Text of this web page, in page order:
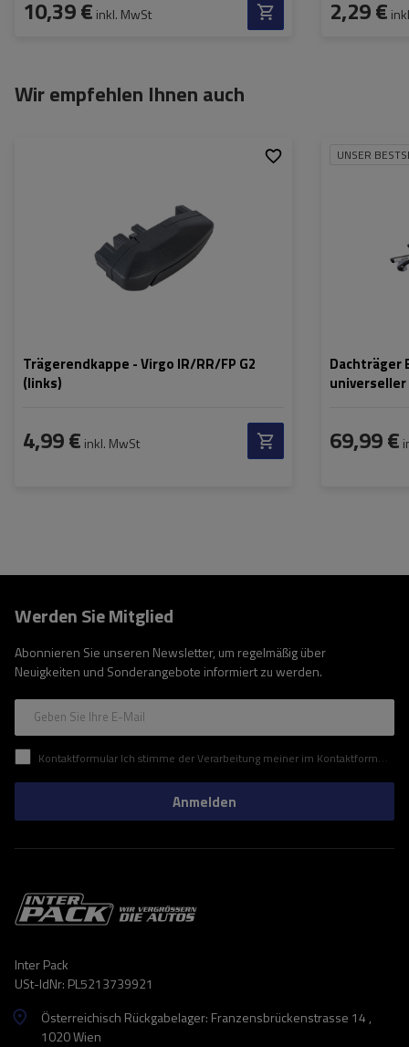
10,39 € inkl. MwSt 2,29 €
Wir empfehlen Ihnen auch
Trägerendkappe - Virgo IR/RR/FP G2
(links)
4,99 € inkl. MwSt
UNSER
Dachträger
69,99 €
Werden Sie Mitglied
Abonnieren Sie unseren Newsletter, um regelmäßig über
Neuigkeiten und Sonderangebote informiert zu werden.
Geben Sie Ihre E-Mail
Kontaktformular Ich stimme der Verarbeitung meiner im Kontaktformular enthaltenen personenbezogenen Daten gemäß der Verordnung (EU) des Europäischen Parlaments und des Rates zu.
Anmelden
Inter Pack
USt-IdNr: PL5213739921
Österreichisch Rückgabelager: Franzensbrückenstrasse 14 ,
1020 Wien